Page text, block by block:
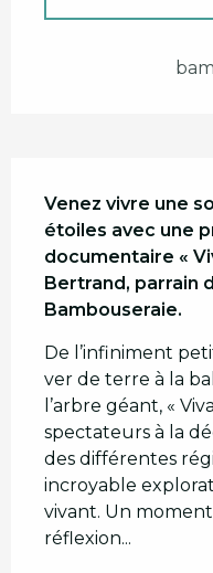
Description
Venez vivre une
étoiles avec une
documentaire «
Bertrand, parrain
Bambouseraie.
De l’infiniment
ver de terre à la
l’arbre géant, «
spectateurs à la
des différentes
incroyable
vivant. Un
réflexion...